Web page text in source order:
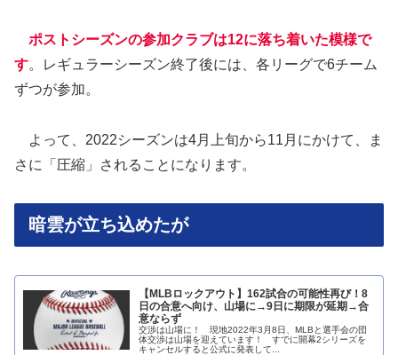
ポストシーズンの参加クラブは12に落ち着いた模様で
す。レギュラーシーズン終了後には、各リーグで6チーム
ずつが参加。
よって、2022シーズンは4月上旬から11月にかけて、ま
さに「圧縮」されることになります。
暗雲が立ち込めたが
【MLBロックアウト】162試合の可能性再び！8
日の合意へ向け、山場に→9日に期限が延期→合
意ならず
交渉は山場に！ 現地2022年3月8日、MLBと選手会の団
体交渉は山場を迎えています！ すでに開幕2シリーズを
キャンセルすると公式に発表して...